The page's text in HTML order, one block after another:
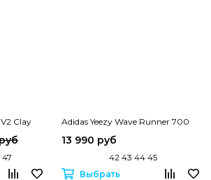
Clay Adidas Yeezy Wave Runner 700
13 990 руб
42 43 44 45
Выбрать